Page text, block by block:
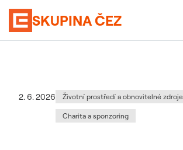
SKUPINA ČEZ
Datum zveřejnění
2. 6. 2026 Kategorie:
Životní prostředí a obnovitelné zdroje
Charita a sponzoring